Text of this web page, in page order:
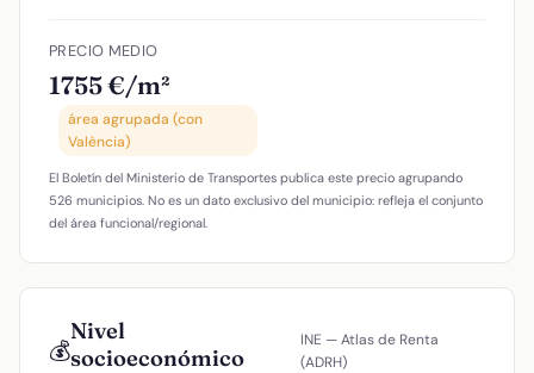
PRECIO MEDIO
1755 €/m²
área agrupada (con
València)
El Boletín del Ministerio de Transportes publica este precio agrupando
526 municipios. No es un dato exclusivo del municipio: refleja el conjunto
del área funcional/regional.
💰
Nivel
socioeconómico
INE — Atlas de Renta
(ADRH)